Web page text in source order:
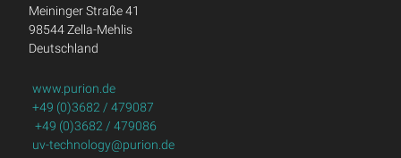
Meininger Straße 41
98544 Zella-Mehlis
Deutschland
www.purion.de
+49 (0)3682 / 479087
+49 (0)3682 / 479086
uv-technology@purion.de